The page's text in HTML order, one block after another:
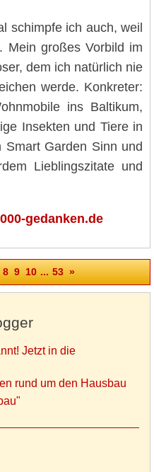
schimpfe ich auch, weil
Mein großes Vorbild im
dem ich natürlich nie
werde. Konkreter:
ins Baltikum,
Insekten und Tiere in
Garden Sinn und
Lieblingszitate und
gedanken.de
8 9 10 ... 53 »
Jetzt in die
rund um den Hausbau